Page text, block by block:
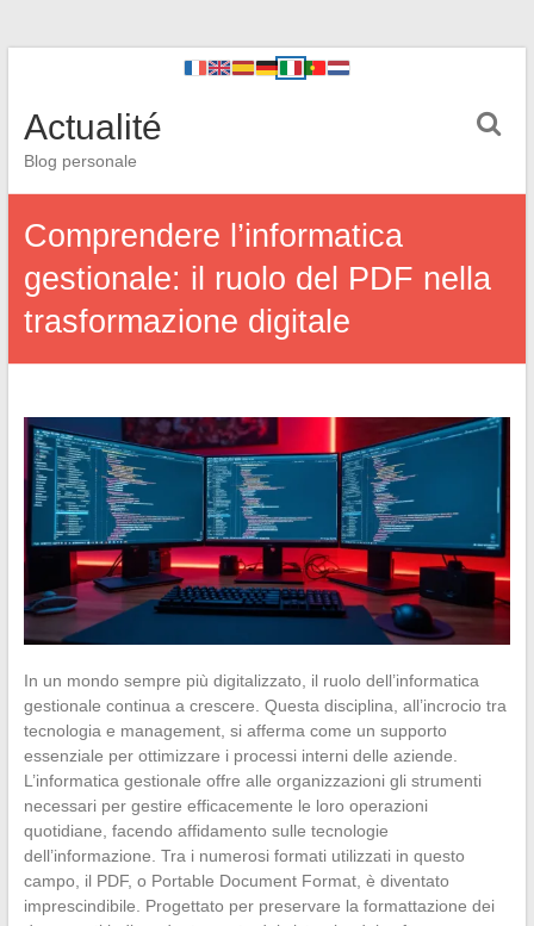
Actualité
Blog personale
Comprendere l’informatica
gestionale: il ruolo del PDF nella
trasformazione digitale
In un mondo sempre più digitalizzato, il ruolo dell’informatica
gestionale continua a crescere. Questa disciplina, all’incrocio tra
tecnologia e management, si afferma come un supporto
essenziale per ottimizzare i processi interni delle aziende.
L’informatica gestionale offre alle organizzazioni gli strumenti
necessari per gestire efficacemente le loro operazioni
quotidiane, facendo affidamento sulle tecnologie
dell’informazione. Tra i numerosi formati utilizzati in questo
campo, il PDF, o Portable Document Format, è diventato
imprescindibile. Progettato per preservare la formattazione dei